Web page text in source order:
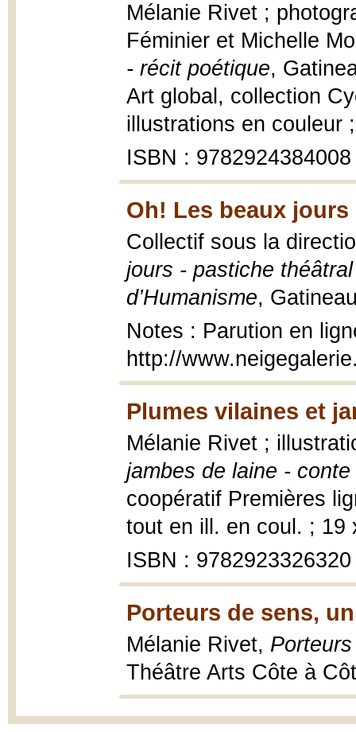
Mélanie Rivet ;
Féminier et Michelle
- récit poétique,
Art global, collection
illustrations en couleur
ISBN : 9782924384008
Oh! Les beaux jours
Collectif sous la
jours - pastiche
d’Humanisme,
Notes : Parution en
http://
Plumes vilaines et
Mélanie Rivet ;
jambes de laine -
coopératif Premières
tout en ill. en coul. ; 19
ISBN : 9782923326320
Porteurs de sens,
Mélanie Rivet,
Théâtre Arts Côte à